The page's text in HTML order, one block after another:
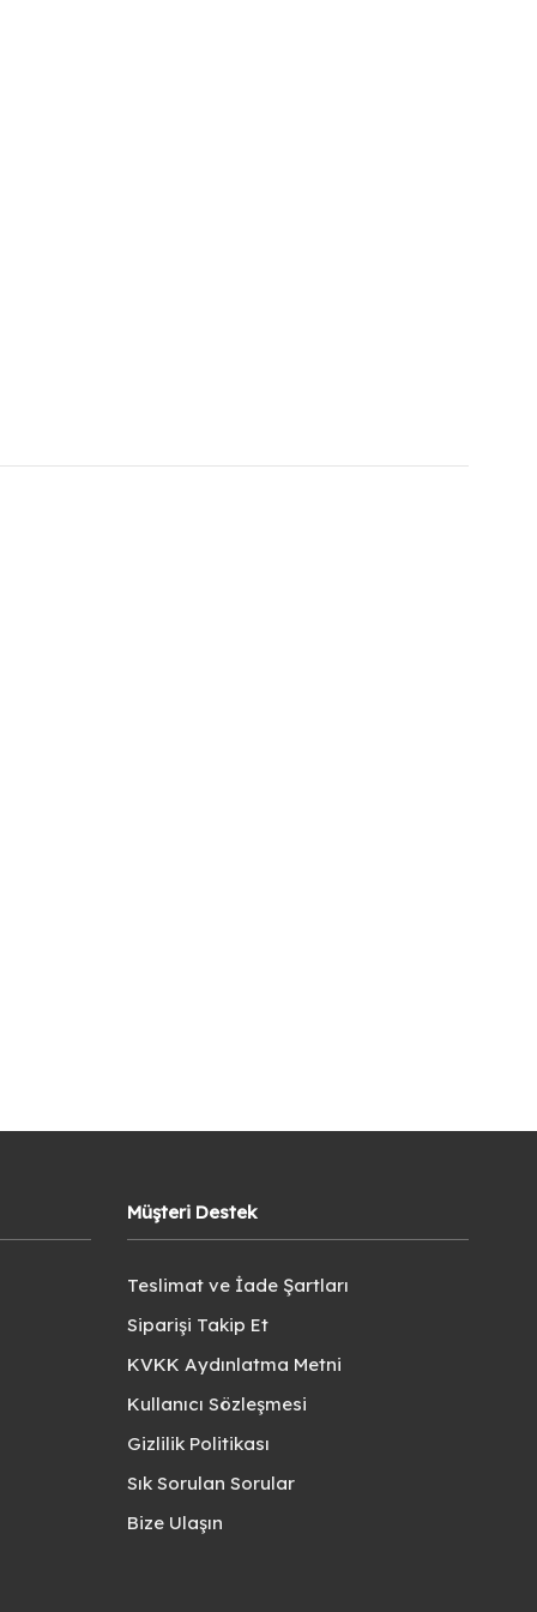
Müşteri Destek
Teslimat ve İade Şartları
Siparişi Takip Et
KVKK Aydınlatma Metni
Kullanıcı Sözleşmesi
Gizlilik Politikası
Sık Sorulan Sorular
Bize Ulaşın